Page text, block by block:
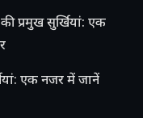
प्रमुख सुर्खियां: एक
एक नजर में जानें